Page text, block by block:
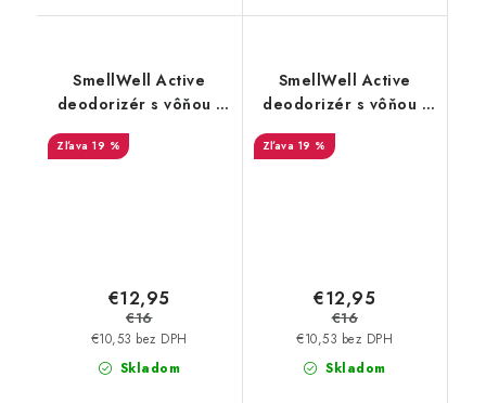
SmellWell Active
deodorizér s vôňou -
Camo Green
19 %
Skladom
€10,53 bez DPH
€12,95
€16
SmellWell Active
deodorizér s vôňou -
Black Zebra
19 %
Skladom
€10,53 bez DPH
€12,95
€16